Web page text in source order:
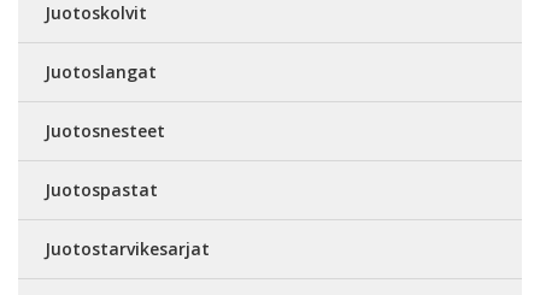
Juotoskolvit
Juotoslangat
Juotosnesteet
Juotospastat
Juotostarvikesarjat